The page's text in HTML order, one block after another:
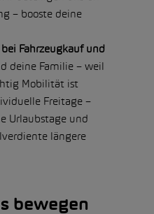
– booste deine
Fahrzeugkauf und
deine Familie – weil
Mobilität ist
Freitage –
Urlaubstage und
längere
bewegen